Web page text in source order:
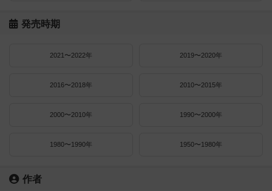
発売時期
2021〜2022年 2019〜2020年
2016〜2018年 2010〜2015年
2000〜2010年 1990〜2000年
1980〜1990年 1950〜1980年
作者